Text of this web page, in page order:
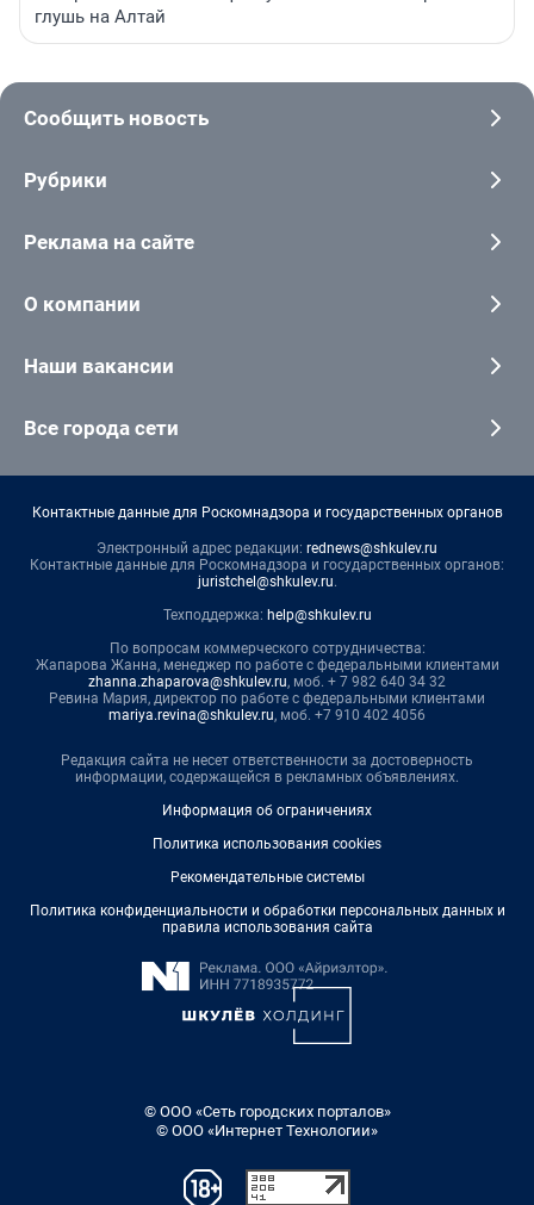
глушь на Алтай
Сообщить новость
Рубрики
Реклама на сайте
О компании
Наши вакансии
Все города сети
Контактные данные для Роскомнадзора и государственных органов
Электронный адрес редакции: rednews@shkulev.ru
Контактные данные для Роскомнадзора и государственных органов:
juristchel@shkulev.ru.
Техподдержка: help@shkulev.ru
По вопросам коммерческого сотрудничества:
Жапарова Жанна, менеджер по работе с федеральными клиентами
zhanna.zhaparova@shkulev.ru, моб. + 7 982 640 34 32
Ревина Мария, директор по работе с федеральными клиентами
mariya.revina@shkulev.ru, моб. +7 910 402 4056
Редакция сайта не несет ответственности за достоверность
информации, содержащейся в рекламных объявлениях.
Информация об ограничениях
Политика использования cookies
Рекомендательные системы
Политика конфиденциальности и обработки персональных данных и
правила использования сайта
© ООО «Сеть городских порталов»
© ООО «Интернет Технологии»